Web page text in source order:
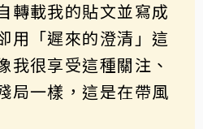
轉載我的貼文並寫成
用「遲來的澄清」這
我很享受這種關注、
局一樣，這是在帶風